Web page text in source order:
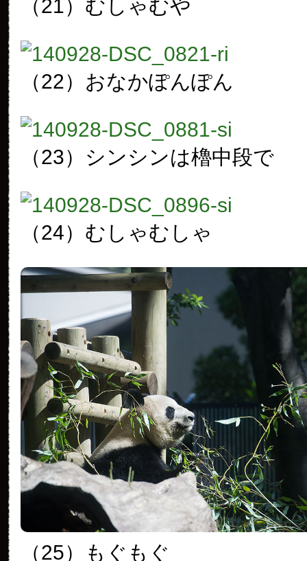
（21）むしゃむや
（22）おなかぽんぽん
（23）シンシンは櫓中段で
（24）むしゃむしゃ
（25）もぐもぐ